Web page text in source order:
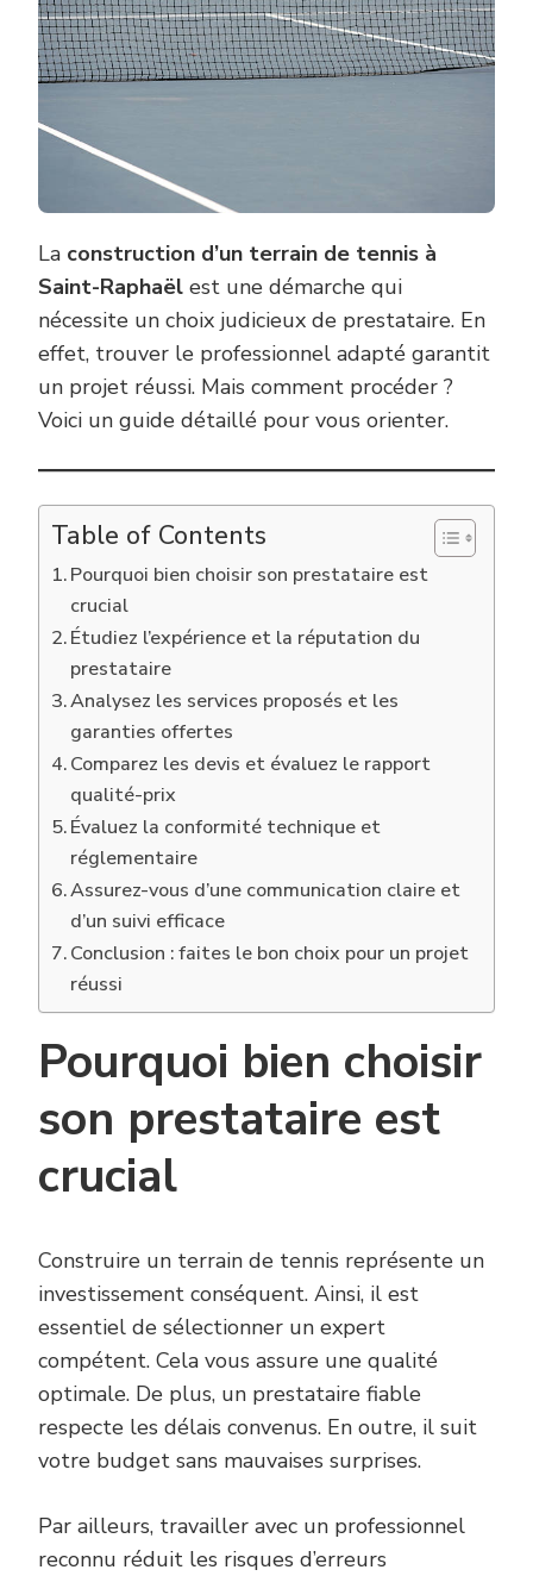
LA
D’UN
TERRAIN
La construction d’un terrain de tennis à
Saint-Raphaël est une démarche qui
nécessite un choix judicieux de prestataire. En
effet, trouver le professionnel adapté garantit
un projet réussi. Mais comment procéder ?
Voici un guide détaillé pour vous orienter.
Table of Contents
Pourquoi bien choisir son prestataire est
crucial
Étudiez l’expérience et la réputation du
prestataire
Analysez les services proposés et les
garanties offertes
Comparez les devis et évaluez le rapport
qualité-prix
Évaluez la conformité technique et
réglementaire
Assurez-vous d’une communication claire et
d’un suivi efficace
Conclusion : faites le bon choix pour un projet
réussi
Pourquoi bien choisir
son prestataire est
crucial
Construire un terrain de tennis représente un
investissement conséquent. Ainsi, il est
essentiel de sélectionner un expert
compétent. Cela vous assure une qualité
optimale. De plus, un prestataire fiable
respecte les délais convenus. En outre, il suit
votre budget sans mauvaises surprises.
Par ailleurs, travailler avec un professionnel
reconnu réduit les risques d’erreurs